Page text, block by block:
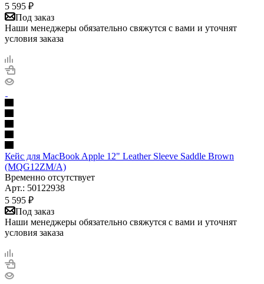
5 595 ₽
Под заказ
Наши менеджеры обязательно свяжутся с вами и уточнят
условия заказа
Кейс для MacBook Apple 12" Leather Sleeve Saddle Brown
(MQG12ZM/A)
Временно отсутствует
Арт.: 50122938
5 595 ₽
Под заказ
Наши менеджеры обязательно свяжутся с вами и уточнят
условия заказа